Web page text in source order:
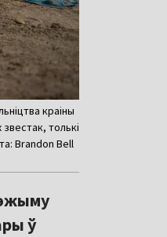
краіны
толькі
Brandon Bell
ў